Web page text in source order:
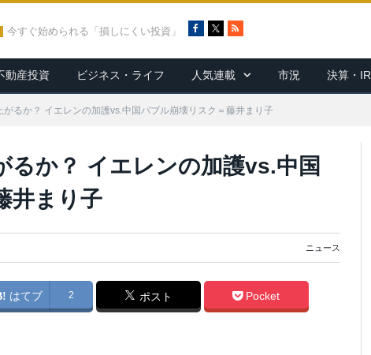
今すぐ始められる「損しにくい投資」
c
e
b
o
R
S
動産投資 ビジネス・ライフ 人気連載 市況 決算・IR
がるか？ イエレンの加護vs.中国バブル崩壊リスク＝藤井まり子
るか？ イエレンの加護vs.中国
井まり子
ニュース
はてブ 2 ポスト Pocket